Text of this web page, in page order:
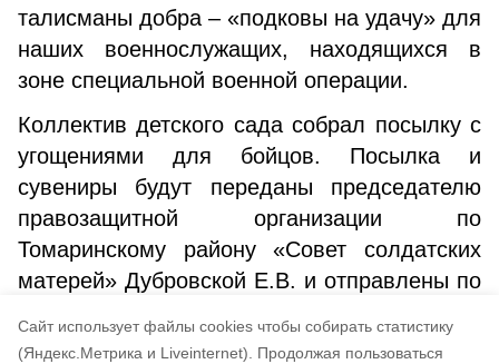
Cайт использует файлы cookies чтобы собирать статистику
(Яндекс.Метрика и Liveinternet).
Продолжая пользоваться
талисманы добра – «подковы на удачу» для
наших военнослужащих, находящихся в
зоне специальной военной операции.
Коллектив детского сада собрал посылку с
угощениями для бойцов. Посылка и
сувениры будут переданы председателю
правозащитной организации по
Томаринскому району «Совет солдатских
матерей» Дубровской Е.В. и отправлены по
посылками.